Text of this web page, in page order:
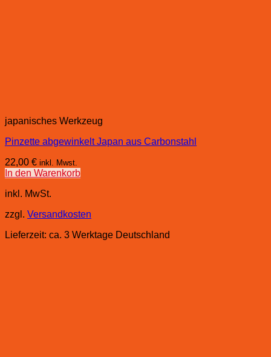
japanisches Werkzeug
Pinzette abgewinkelt Japan aus Carbonstahl
22,00 € inkl. Mwst.
In den Warenkorb
inkl. MwSt.
zzgl. Versandkosten
Lieferzeit: ca. 3 Werktage Deutschland